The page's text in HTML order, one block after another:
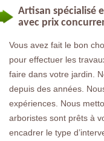
Artisan spécialisé
avec prix
Vous avez fait le bon
pour effectuer les
faire dans votre jardin.
depuis des années.
expériences. Nous
arboristes sont prêts à
encadrer le type